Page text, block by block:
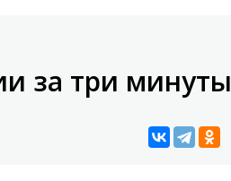
за три минуты